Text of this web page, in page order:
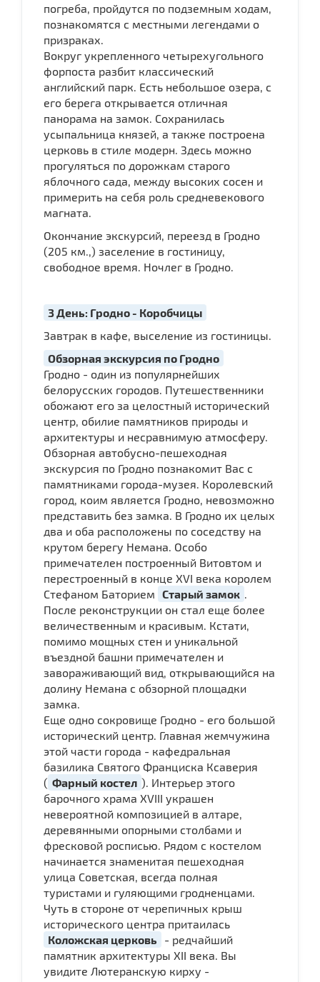
погреба, пройдутся по подземным ходам,
познакомятся с местными легендами о
призраках.
Вокруг укрепленного четырехугольного
форпоста разбит классический
английский парк. Есть небольшое озера, с
его берега открывается отличная
панорама на замок. Сохранилась
усыпальница князей, а также построена
церковь в стиле модерн. Здесь можно
прогуляться по дорожкам старого
яблочного сада, между высоких сосен и
примерить на себя роль средневекового
магната.
Окончание экскурсий, переезд в Гродно
(205 км.,) заселение в гостиницу,
свободное время. Ночлег в Гродно.
3 День: Гродно - Коробчицы
Завтрак в кафе, выселение из гостиницы.
Обзорная экскурсия по Гродно
Гродно - один из популярнейших
белорусских городов. Путешественники
обожают его за целостный исторический
центр, обилие памятников природы и
архитектуры и несравнимую атмосферу.
Обзорная автобусно-пешеходная
экскурсия по Гродно познакомит Вас с
памятниками города-музея. Королевский
город, коим является Гродно, невозможно
представить без замка. В Гродно их целых
два и оба расположены по соседству на
крутом берегу Немана. Особо
примечателен построенный Витовтом и
перестроенный в конце XVI века королем
Стефаном Баторием Старый замок
После реконструкции он стал еще более
величественным и красивым. Кстати,
помимо мощных стен и уникальной
въездной башни примечателен и
завораживающий вид, открывающийся на
долину Немана с обзорной площадки
замка.
Еще одно сокровище Гродно - его большой
исторический центр. Главная жемчужина
этой части города - кафедральная
базилика Святого Франциска Ксаверия
( Фарный костел ). Интерьер этого
барочного храма XVIII украшен
невероятной композицией в алтаре,
деревянными опорными столбами и
фресковой росписью. Рядом с костелом
начинается знаменитая пешеходная
улица Советская, всегда полная
туристами и гуляющими гродненцами.
Чуть в стороне от черепичных крыш
исторического центра притаилась
Коложская церковь
- редчайший
памятник архитектуры XII века. Вы
увидите Лютеранскую кирху -